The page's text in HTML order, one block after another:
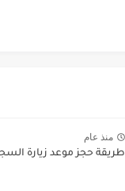
منذ عام
طريقة حجز موعد زيارة السجن